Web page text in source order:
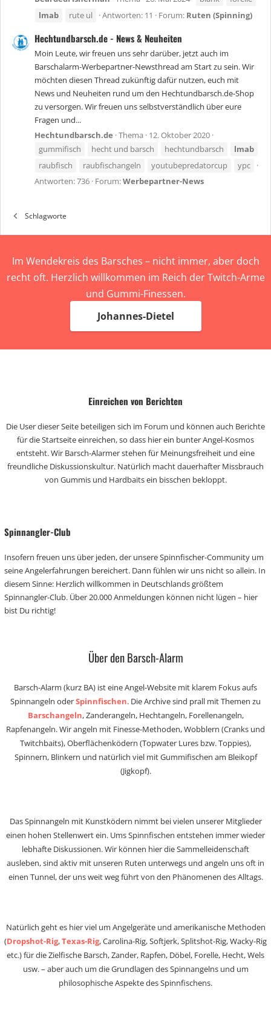
lmab
rute ul Antworten: 11 Forum: Ruten (Spinning)
Hechtundbarsch.de - News & Neuheiten
Moin Leute, wir freuen uns sehr darüber, jetzt auch im
Barschalarm-Werbepartner-Newsthread am Start zu sein. Wir
möchten diesen Thread zukünftig dafür nutzen, euch mit
News und Neuheiten rund um den Hechtundbarsch.de-Shop
zu versorgen. Wir freuen uns selbstverständlich über eure
Fragen und...
Hechtundbarsch.de Thema
12. Oktober 2020
gummifisch
hecht und barsch hechtundbarsch
lmab
raubfisch
raubfischangeln youtubepredatorcup
ypc
Antworten: 736 Forum:Werbepartner-News
Schlagworte
Im Wendekreis des Barsches – nicht immer, aber doch
recht oft. Herzlich willkommen im Reich der Twitch-Arme
und Gummi-Finessen.
Johannes-Dietel
Einreichen von Berichten
Die User dieser Seite beteiligen sich im Forum und können auch Berichte
für die Startseite einreichen, so dass hier ein bunter Angel-Kosmos
entsteht. Wir Barsch-Alarmer stehen für Meinungsfreiheit und eine
freundliche Diskussionskultur. Natürlich macht dauerhafter Missbrauch
von Gummis und Hardbaits ein bisschen bekloppt.
Spinnangler-Club
Insofern freuen uns über jeden, der unsere Spinnfischer-Community um
seine Angelerfahrungen bereichert. Dann fühlen wir uns nicht so allein. In
diesem Sinne: Herzlich willkommen in Deutschlands größtem
Spinnangler-Club. Über 20.000 Anmeldungen können nicht lügen – hier
bist Du richtig!
Über den Barsch-Alarm
Barsch-Alarm (kurz BA) ist eine Angel-Website mit klarem Fokus aufs
Spinnangeln oderSpinnfischen. Die Archive sind prall mit Themen zu
Barschangeln, Zanderangeln, Hechtangeln, Forellenangeln,
Rapfenangeln. Wir angeln mit Finesse-Methoden, Wobblern (Cranks und
Twitchbaits), Oberflächenködern (Topwater Lures bzw. Toppies),
Spinnern, Blinkern und natürlich viel mit Gummifischen am Bleikopf
(Jigkopf).
Das Spinnangeln mit Kunstködern nimmt bei vielen unserer Mitglieder
einen hohen Stellenwert ein. Ums Spinnfischen entstehen immer wieder
lebhafte Diskussionen. Wir können hier die Sammelleidenschaft
ausleben, sind aktiv mit unseren Ruten unterwegs und angeln uns oft in
einen Tunnel, der uns weit weg führt von den Phänomenen des Alltags.
Natürlich geht es hier viel um Angelgeräte und amerikanische Methoden
(Dropshot-Rig,Texas-Rig, Carolina-Rig, Softjerk, Splitshot-Rig, Wacky-Rig
etc.) für die Zielfische Barsch, Zander, Rapfen, Döbel, Forelle, Hecht, Wels
usw. – aber auch um die Grundlagen des Spinnangelns und um
philosophische Aspekte des Spinnfischens.